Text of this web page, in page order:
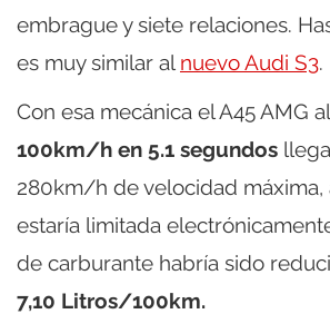
embrague y siete relaciones.
es muy similar al nuevo Audi S3.
Con esa mecánica el A45 AMG
100km/h en 5.1 segundos
280km/h de velocidad máxima,
estaría limitada
de carburante habría sido
7,10 Litros/100km.